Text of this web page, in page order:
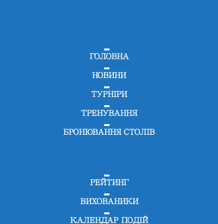
ГОЛОВНА
НОВИНИ
ТУРНІРИ
ТРЕНУВАННЯ
БРОНЮВАННЯ СТОЛІВ
РЕЙТИНГ
ВИХОВАНИКИ
КАЛЕНДАР ПОДІЙ